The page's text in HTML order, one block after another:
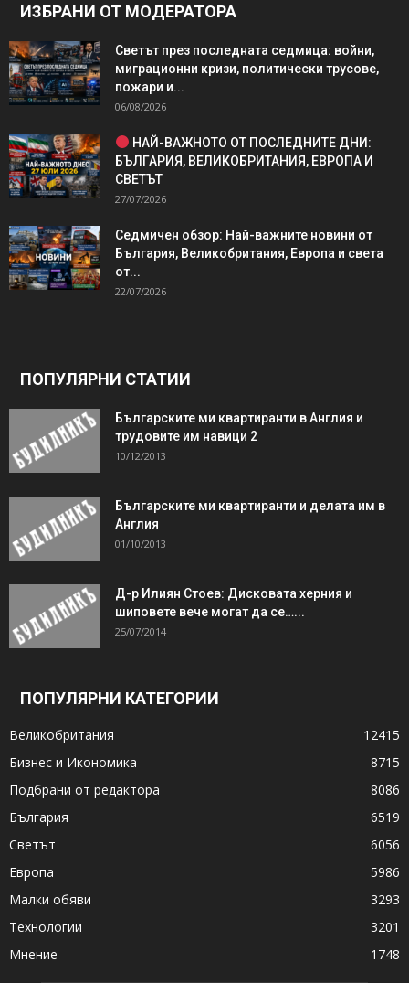
ИЗБРАНИ ОТ МОДЕРАТОРА
Светът през последната седмица: войни,
миграционни кризи, политически трусове,
пожари и...
06/08/2026
НАЙ-ВАЖНОТО ОТ ПОСЛЕДНИТЕ ДНИ:
БЪЛГАРИЯ, ВЕЛИКОБРИТАНИЯ, ЕВРОПА И
СВЕТЪТ
27/07/2026
Седмичен обзор: Най-важните новини от
България, Великобритания, Европа и света
от...
22/07/2026
ПОПУЛЯРНИ СТАТИИ
Българските ми квартиранти в Англия и
трудовите им навици 2
10/12/2013
Българските ми квартиранти и делата им в
Англия
01/10/2013
Д-р Илиян Стоев: Дисковата херния и
шиповете вече могат да се…...
25/07/2014
ПОПУЛЯРНИ КАТЕГОРИИ
Великобритания
12415
Бизнес и Икономика
8715
Подбрани от редактора
8086
България
6519
Светът
6056
Европа
5986
Малки обяви
3293
Технологии
3201
Мнение
1748